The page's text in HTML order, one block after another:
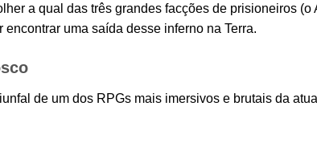
a qual das três grandes facções de prisioneiros
uma saída desse inferno na Terra.
de um dos RPGs mais imersivos e brutais da